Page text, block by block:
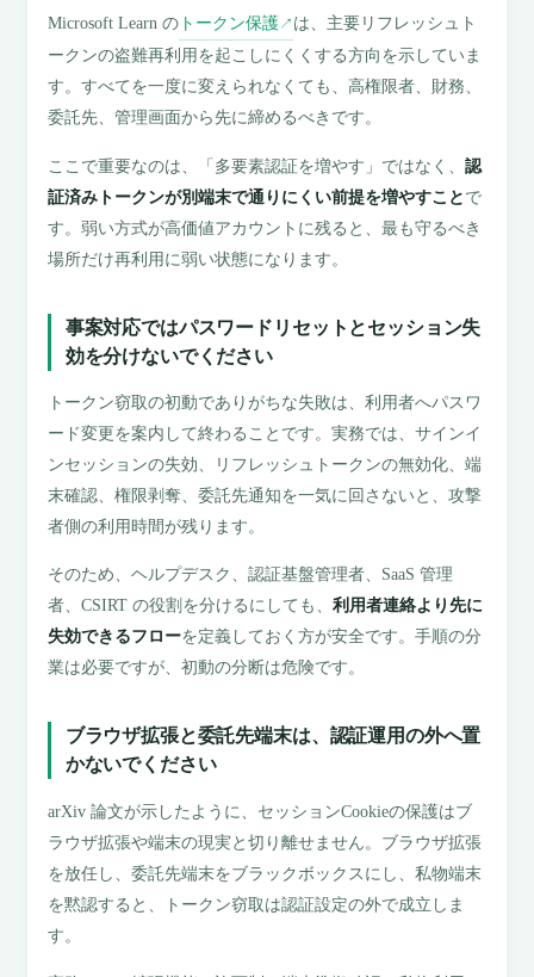
Microsoft Learn の トークン保護 ↗ は、主要リフレッシュト
ークンの盗難再利用を起こしにくくする方向を示していま
す。すべてを一度に変えられなくても、高権限者、財務、
委託先、管理画面から先に締めるべきです。
ここで重要なのは、「多要素認証を増やす」ではなく、認
証済みトークンが別端末で通りにくい前提を増やすこと で
す。弱い方式が高価値アカウントに残ると、最も守るべき
場所だけ再利用に弱い状態になります。
事案対応ではパスワードリセットとセッション失
効を分けないでください
トークン窃取の初動でありがちな失敗は、利用者へパスワ
ード変更を案内して終わることです。実務では、サインイ
ンセッションの失効、リフレッシュトークンの無効化、端
末確認、権限剥奪、委託先通知を一気に回さないと、攻撃
者側の利用時間が残ります。
そのため、ヘルプデスク、認証基盤管理者、SaaS 管理
者、CSIRT の役割を分けるにしても、利用者連絡より先に
失効できるフローを定義しておく方が安全です。手順の分
業は必要ですが、初動の分断は危険です。
ブラウザ拡張と委託先端末は、認証運用の外へ置
かないでください
arXiv 論文が示したように、セッションCookieの保護はブ
ラウザ拡張や端末の現実と切り離せません。ブラウザ拡張
を放任し、委託先端末をブラックボックスにし、私物端末
を黙認すると、トークン窃取は認証設定の外で成立しま
す。